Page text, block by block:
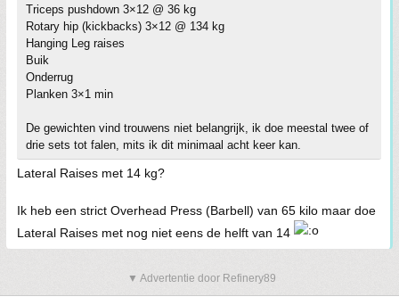
Triceps pushdown 3×12 @ 36 kg
Rotary hip (kickbacks) 3×12 @ 134 kg
Hanging Leg raises
Buik
Onderrug
Planken 3×1 min
De gewichten vind trouwens niet belangrijk, ik doe meestal twee of
drie sets tot falen, mits ik dit minimaal acht keer kan.
Lateral Raises met 14 kg?
Ik heb een strict Overhead Press (Barbell) van 65 kilo maar doe
Lateral Raises met nog niet eens de helft van 14
▼ Advertentie door Refinery89